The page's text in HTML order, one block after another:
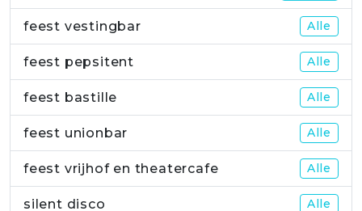
feest vestingbar Alle
feest pepsitent Alle
feest bastille Alle
feest unionbar Alle
feest vrijhof en theatercafe Alle
silent disco Alle